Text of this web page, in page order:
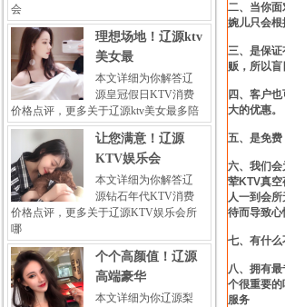
会
理想场地！辽源ktv
美女最
本文详细为你解答辽
源皇冠假日KTV消费
价格点评，更多关于辽源ktv美女最多陪
让您满意！辽源
KTV娱乐会
本文详细为你解答辽
源钻石年代KTV消费
价格点评，更多关于辽源KTV娱乐会所
哪
个个高颜值！辽源
高端豪华
本文详细为你辽源梨
二、当你
婉儿只会
三、是保
贩，所以
四、客户
大的优惠。
五、是免
六、我们
荤KTV真空
人一到会
待而导致心
七、有什
八、拥有
个很重要
服务